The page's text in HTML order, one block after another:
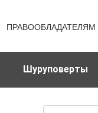
ПРАВООБЛАДАТЕЛЯМ
Шуруповерты